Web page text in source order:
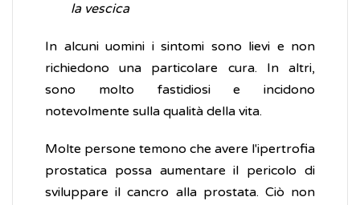
la vescica
In alcuni uomini i sintomi sono lievi e non
richiedono una particolare cura. In altri,
sono molto fastidiosi e incidono
notevolmente sulla qualità della vita.
Molte persone temono che avere l'ipertrofia
prostatica possa aumentare il pericolo di
sviluppare il cancro alla prostata. Ciò non